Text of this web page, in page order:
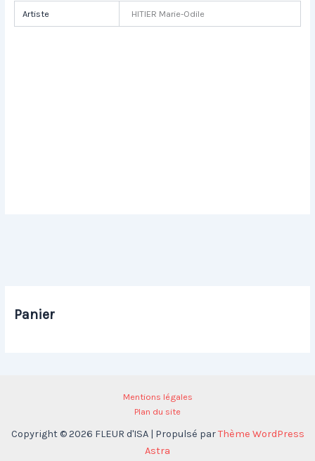
Artiste HITIER Marie-Odile
Panier
Mentions légales
Plan du site
Copyright © 2026 FLEUR d'ISA | Propulsé parThème WordPress
Astra